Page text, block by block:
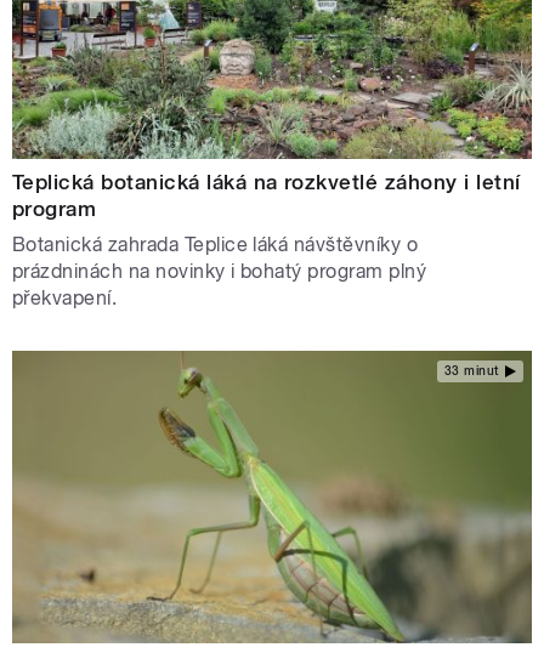
Teplická botanická láká na rozkvetlé záhony i letní
program
Botanická zahrada Teplice láká návštěvníky o
prázdninách na novinky i bohatý program plný
překvapení.
33 minut